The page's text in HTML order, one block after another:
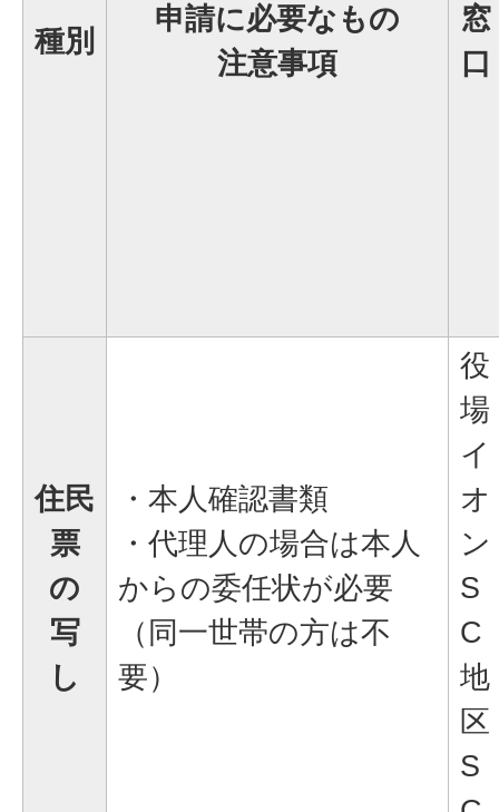
種別
申請に必要なもの
注意事項
窓
口
住民
票
の
写
し
・本人確認書類
・代理人の場合は本人
からの委任状が必要
（同一世帯の方は不
要）
役
場
イ
オ
ン
S
C
地
区
S